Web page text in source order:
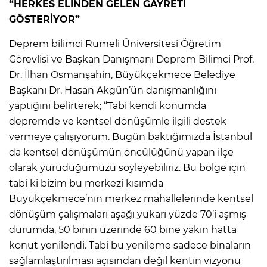
“HERKES ELİNDEN GELEN GAYRETİ
GÖSTERİYOR”
Deprem bilimci Rumeli Üniversitesi Öğretim
Görevlisi ve Başkan Danışmanı Deprem Bilimci Prof.
Dr. İlhan Osmanşahin, Büyükçekmece Belediye
Başkanı Dr. Hasan Akgün’ün danışmanlığını
yaptığını belirterek; “Tabi kendi konumda
depremde ve kentsel dönüşümle ilgili destek
vermeye çalışıyorum. Bugün baktığımızda İstanbul
da kentsel dönüşümün öncülüğünü yapan ilçe
olarak yürüdüğümüzü söyleyebiliriz. Bu bölge için
tabi ki bizim bu merkezi kısımda
Büyükçekmece’nin merkez mahallelerinde kentsel
dönüşüm çalışmaları aşağı yukarı yüzde 70’i aşmış
durumda, 50 binin üzerinde 60 bine yakın hatta
konut yenilendi. Tabi bu yenileme sadece binaların
sağlamlaştırılması açısından değil kentin vizyonu